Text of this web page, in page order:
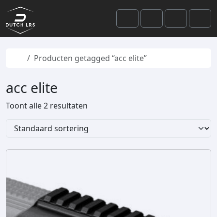
Skip to content
Skip to footer
SearchAccount
Cart
Home
Producten getagged “acc elite”
acc elite
Toont alle 2 resultaten